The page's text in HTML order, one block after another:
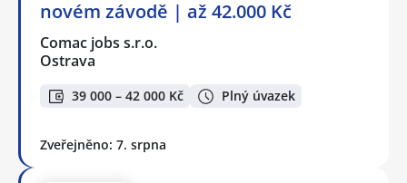
novém závodě | až 42.000 Kč
Comac jobs s.r.o.
Ostrava
39 000 – 42 000 Kč Plný úvazek
Zveřejněno: 7. srpna